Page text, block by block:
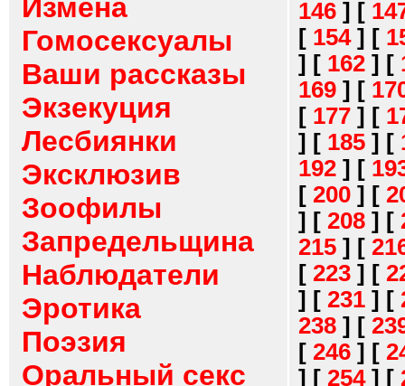
Измена
Гомосексуалы
Ваши рассказы
Экзекуция
Лесбиянки
Эксклюзив
Зоофилы
Запредельщина
Наблюдатели
Эротика
Поэзия
Оральный секс
146 ] [
[ 154] [
] [ 162 ] [
169 ] [
[ 177 ] [
] [ 185 ] [
192 ] [
[ 200 ] [
] [ 208 ] [
215 ] [
[ 223 ] [
] [ 231 ] [
238 ] [
[ 246 ] [
] [ 254] [